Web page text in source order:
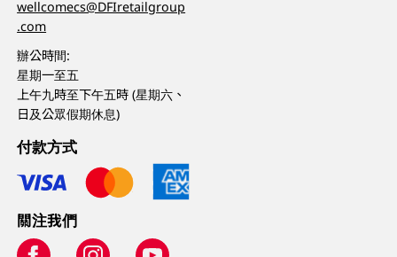
wellcomecs@DFIretailgroup
.com
辦公時間:
星期一至五
上午九時至下午五時 (星期六、
日及公眾假期休息)
付款方式
關注我們